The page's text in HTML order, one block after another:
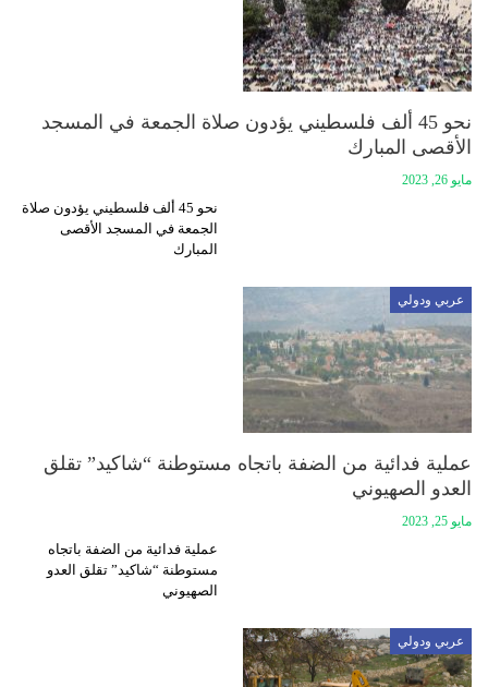
نحو 45 ألف فلسطيني يؤدون صلاة الجمعة في المسجد
الأقصى المبارك
مايو 26, 2023
نحو 45 ألف فلسطيني يؤدون صلاة
الجمعة في المسجد الأقصى
المبارك
عربي ودولي
عملية فدائية من الضفة باتجاه مستوطنة “شاكيد” تقلق
العدو الصهيوني
مايو 25, 2023
عملية فدائية من الضفة باتجاه
مستوطنة “شاكيد” تقلق العدو
الصهيوني
عربي ودولي